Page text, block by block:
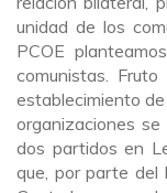
unidad de los
PCOE
comunistas.
establecimiento
organizaciones
dos partidos en
que, por parte del